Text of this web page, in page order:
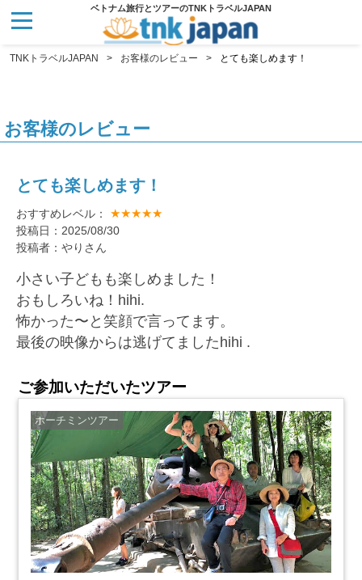
ベトナム旅行とツアーのTNKトラベルJAPAN
TNKトラベルJAPAN お客様のレビュー とても楽しめます！
お客様のレビュー
とても楽しめます！
おすすめレベル： ★★★★★
投稿日：2025/08/30
投稿者：やりさん
小さい子どもも楽しめました！
おもしろいね！hihi.
怖かった〜と笑顔で言ってます。
最後の映像からは逃げてましたhihi .
ご参加いただいたツアー
ホーチミンツアー